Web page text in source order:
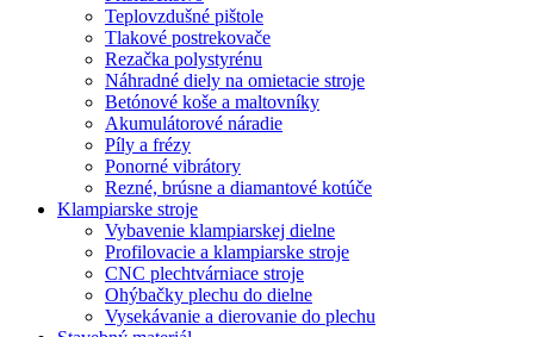
Teplovzdušné pištole
Tlakové postrekovače
Rezačka polystyrénu
Náhradné diely na omietacie stroje
Betónové koše a maltovníky
Akumulátorové náradie
Píly a frézy
Ponorné vibrátory
Rezné, brúsne a diamantové kotúče
Klampiarske stroje
Vybavenie klampiarskej dielne
Profilovacie a klampiarske stroje
CNC plechtvárniace stroje
Ohýbačky plechu do dielne
Vysekávanie a dierovanie do plechu